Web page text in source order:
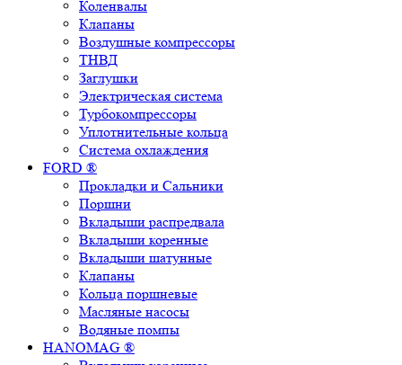
Коленвалы
Клапаны
Воздушные компрессоры
ТНВД
Заглушки
Электрическая система
Турбокомпрессоры
Уплотнительные кольца
Система охлаждения
FORD ®
Прокладки и Сальники
Поршни
Вкладыши распредвала
Вкладыши коренные
Вкладыши шатунные
Клапаны
Кольца поршневые
Масляные насосы
Водяные помпы
HANOMAG ®